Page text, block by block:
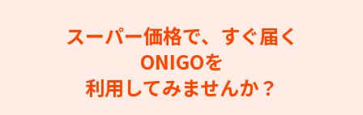
スーパー価格で、すぐ届く
ONIGOを
利用してみませんか？